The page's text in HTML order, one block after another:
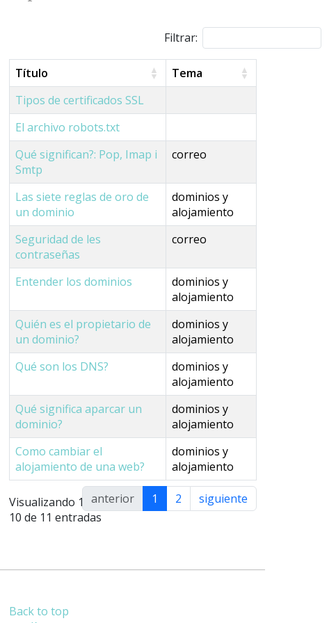
Filtrar:
Título
Tema
Tipos de certificados SSL
El archivo robots.txt
Qué significan?: Pop, Imap i
Smtp
correo
Las siete reglas de oro de
un dominio
dominios y
alojamiento
Seguridad de les
contraseñas
correo
Entender los dominios
dominios y
alojamiento
Quién es el propietario de
un dominio?
dominios y
alojamiento
Qué son los DNS?
dominios y
alojamiento
Qué significa aparcar un
dominio?
dominios y
alojamiento
Como cambiar el
alojamiento de una web?
dominios y
alojamiento
Visualizando 1 a
10 de 11 entradas
anterior 1 2 siguiente
Back to top